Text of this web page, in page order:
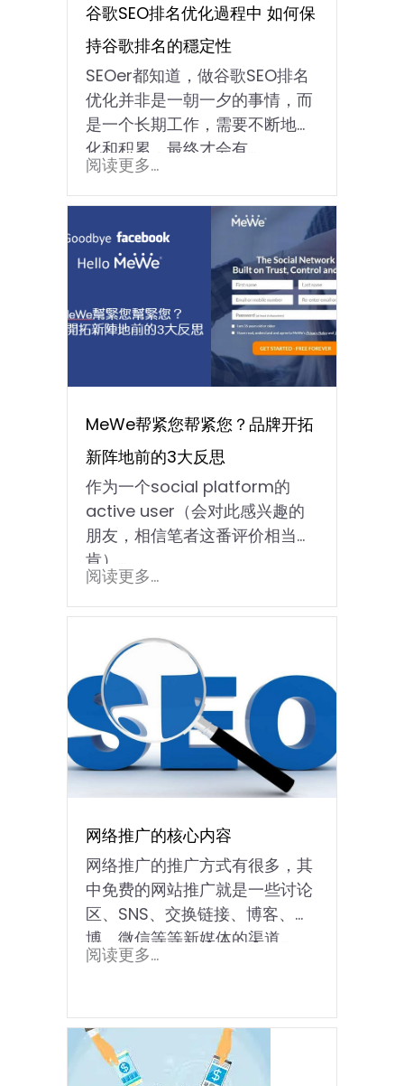
谷歌SEO排名优化過程中 如何保
持谷歌排名的穩定性
SEOer都知道，做谷歌SEO排名
优化并非是一朝一夕的事情，而
是一个长期工作，需要不断地优
化和积累，最终才会有...
阅读更多...
MeWe帮紧您帮紧您？品牌开拓
新阵地前的3大反思￼
作为一个social platform的
active user（会对此感兴趣的
朋友，相信笔者这番评价相当中
肯）...
阅读更多...
网络推广的核心内容
网络推广的推广方式有很多，其
中免费的网站推广就是一些讨论
区、SNS、交换链接、博客、微
博、微信等等新媒体的渠道...
阅读更多...